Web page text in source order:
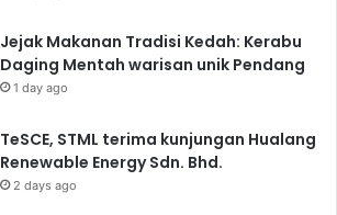
Jejak Makanan Tradisi Kedah: Kerabu
Daging Mentah warisan unik Pendang
1 day ago
TeSCE, STML terima kunjungan Hualang
Renewable Energy Sdn. Bhd.
2 days ago